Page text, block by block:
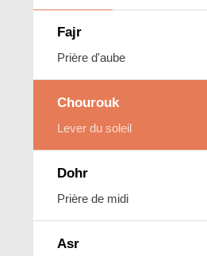
Fajr
Prière d'aube
Chourouk
Lever du soleil
Dohr
Prière de midi
Asr